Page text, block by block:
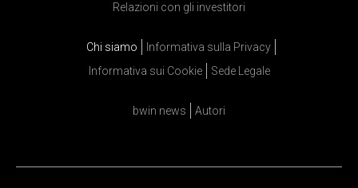
Relazioni con gli investitori
Chi siamo
Informativa sulla Privacy
Informativa sui Cookie
Sede Legale
bwin news Autori